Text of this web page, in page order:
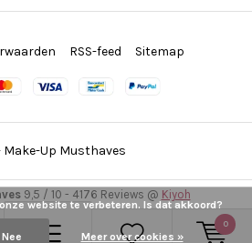
0
Make-Up Musthaves
RSS-feed Sitemap
9,5 / 10 - 4176 Reviews @ Kiyoh
website te verbeteren. Is dat akkoord?
Nee Meer over cookies »